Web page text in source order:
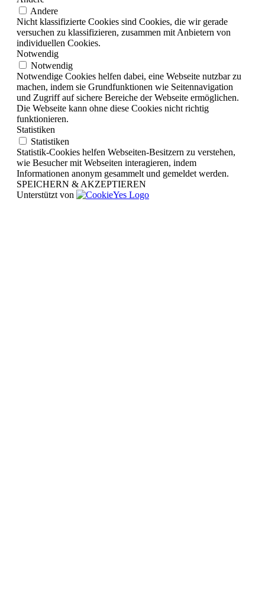
Andere
Nicht klassifizierte Cookies sind Cookies, die wir gerade
versuchen zu klassifizieren, zusammen mit Anbietern von
individuellen Cookies.
Notwendig
Notwendig
Notwendige Cookies helfen dabei, eine Webseite nutzbar zu
machen, indem sie Grundfunktionen wie Seitennavigation
und Zugriff auf sichere Bereiche der Webseite ermöglichen.
Die Webseite kann ohne diese Cookies nicht richtig
funktionieren.
Statistiken
Statistiken
Statistik-Cookies helfen Webseiten-Besitzern zu verstehen,
wie Besucher mit Webseiten interagieren, indem
Informationen anonym gesammelt und gemeldet werden.
SPEICHERN & AKZEPTIEREN
Unterstützt von